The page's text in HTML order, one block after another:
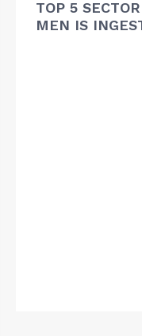
TOP 5
MEN IS